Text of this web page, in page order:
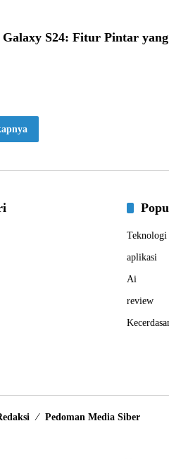
Galaxy S24: Fitur Pintar
Teknologi
aplikasi
Ai
review
Pedoman Media Siber